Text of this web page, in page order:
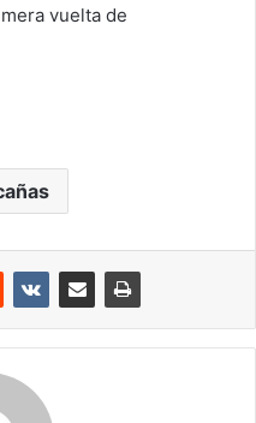
vuelta de